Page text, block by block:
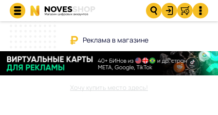
Реклама в магазине
Хочу купить место здесь!